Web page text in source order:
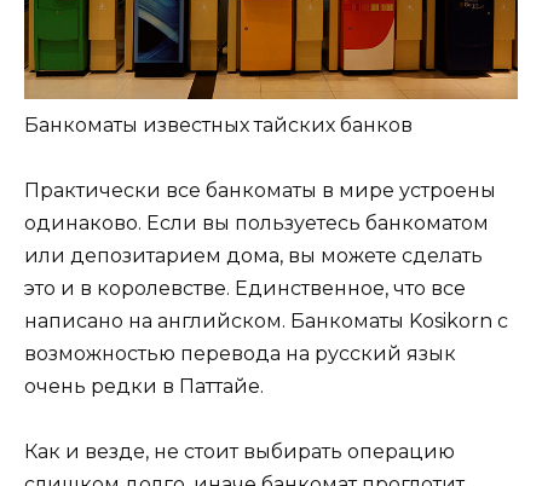
Банкоматы известных тайских банков
Практически все банкоматы в мире устроены
одинаково. Если вы пользуетесь банкоматом
или депозитарием дома, вы можете сделать
это и в королевстве. Единственное, что все
написано на английском. Банкоматы Kosikorn с
возможностью перевода на русский язык
очень редки в Паттайе.
Как и везде, не стоит выбирать операцию